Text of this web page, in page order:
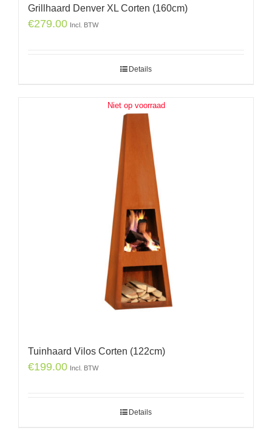
Grillhaard Denver XL Corten (160cm)
€279.00 Incl. BTW
Details
Niet op voorraad
Tuinhaard Vilos Corten (122cm)
€199.00 Incl. BTW
Details